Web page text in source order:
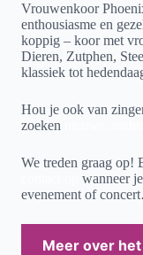
Vrouwenkoor
enthousiasme en
koppig – koor met
Dieren, Zutphen,
klassiek tot
Hou je ook van
zoeken
We treden graag op!
wanneer
evenement of
Meer over